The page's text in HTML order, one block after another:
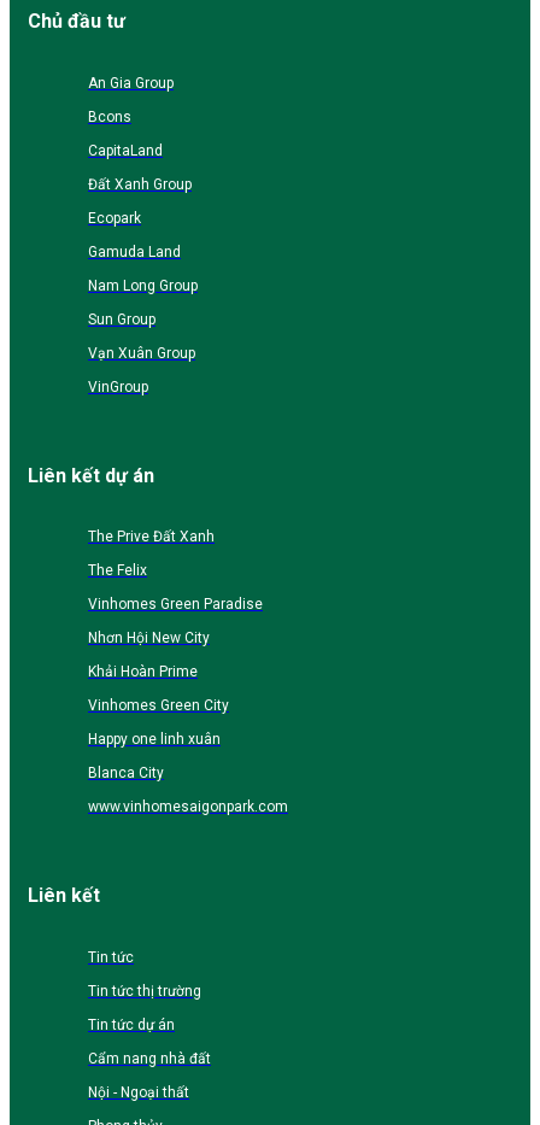
Chủ đầu tư
An Gia Group
Bcons
CapitaLand
Đất Xanh Group
Ecopark
Gamuda Land
Nam Long Group
Sun Group
Vạn Xuân Group
VinGroup
Liên kết dự án
The Prive Đất Xanh
The Felix
Vinhomes Green Paradise
Nhơn Hội New City
Khải Hoàn Prime
Vinhomes Green City
Happy one linh xuân
Blanca City
www.vinhomesaigonpark.com
Liên kết
Tin tức
Tin tức thị trường
Tin tức dự án
Cẩm nang nhà đất
Nội - Ngoại thất